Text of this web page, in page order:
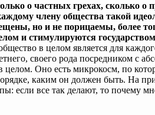
о частных грехах, сколько о
члену общества такой
но и не порицаемы, более
и стимулируются
в целом является для
своего рода посредником с
целом. Оно есть микрокосм, по
каким он должен быть. На
если все так делают, то почему